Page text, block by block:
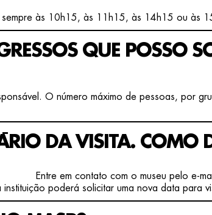
sempre às 10h15, às 11h15, às 14h15 ou às
QUE POSSO
O número máximo de pessoas, por
DA VISITA. COMO
Entre em contato com o museu pelo e-
poderá solicitar uma nova data para